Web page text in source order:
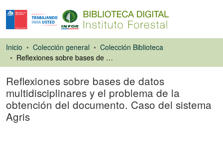
Inicio Colección general
Colección Biblioteca
Reflexiones sobre bases de datos multidisciplinares y el problema de la obtención del documento. Caso del sistema Agris
Reflexiones sobre bases de datos
multidisciplinares y el problema de la
obtención del documento. Caso del sistema
Agris